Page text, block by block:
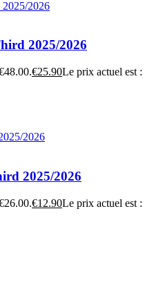
2025/2026
€25.90Le prix actuel est :
2025/2026
€12.90Le prix actuel est :